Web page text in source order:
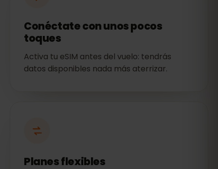
Conéctate con unos pocos
toques
Activa tu eSIM antes del vuelo: tendrás
datos disponibles nada más aterrizar.
Planes flexibles